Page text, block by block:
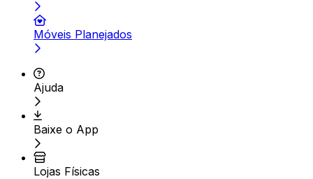
Móveis Planejados
Ajuda
Baixe o App
Lojas Físicas